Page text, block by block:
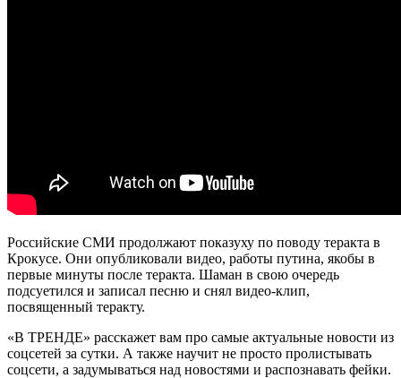
Российские СМИ продолжают показуху по поводу теракта в
Крокусе. Они опубликовали видео, работы путина, якобы в
первые минуты после теракта. Шаман в свою очередь
подсуетился и записал песню и снял видео-клип,
посвященный теракту.
«В ТРЕНДЕ» расскажет вам про самые актуальные новости из
соцсетей за сутки. А также научит не просто пролистывать
соцсети, а задумываться над новостями и распознавать фейки.